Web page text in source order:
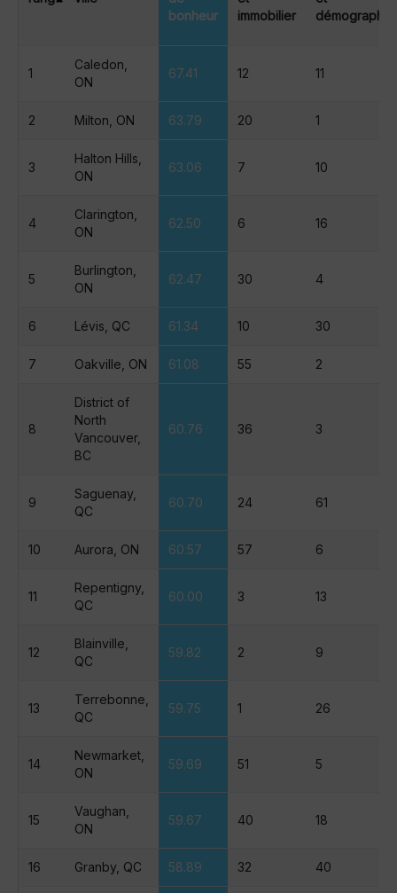
bonheur
immobilier
démographie
1
Caledon,
ON
67.41 12 11
2 Milton, ON 63.79 20 1
3
Halton Hills,
ON
63.06 7 10
4
Clarington,
ON
62.50 6 16
5
Burlington,
ON
62.47 30 4
6 Lévis, QC 61.34 10 30
7 Oakville, ON 61.08 55 2
8
District of
North
Vancouver,
BC
60.76 36 3
9
Saguenay,
QC
60.70 24 61
10 Aurora, ON 60.57 57 6
11
Repentigny,
QC
60.00 3 13
12
Blainville,
QC
59.82 2 9
13
Terrebonne,
QC
59.75 1 26
14
Newmarket,
ON
59.69 51 5
15
Vaughan,
ON
59.67 40 18
16 Granby, QC 58.89 32 40